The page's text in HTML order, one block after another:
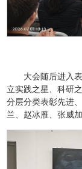
大会随后进入
立实践之星、科研
分层分类表彰先进
兰、赵冰雁、张威